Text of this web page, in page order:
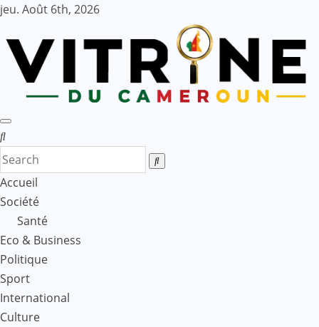
Skip
content
jeu. Août 6th, 2026
Accueil
Société
Santé
Eco & Business
Politique
Sport
International
Culture